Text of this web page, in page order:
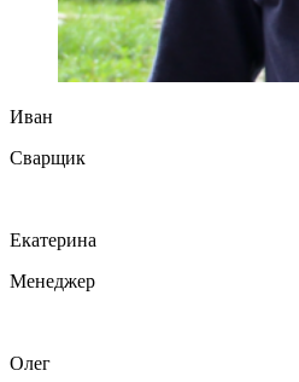
Иван
Сварщик
Екатерина
Менеджер
Олег